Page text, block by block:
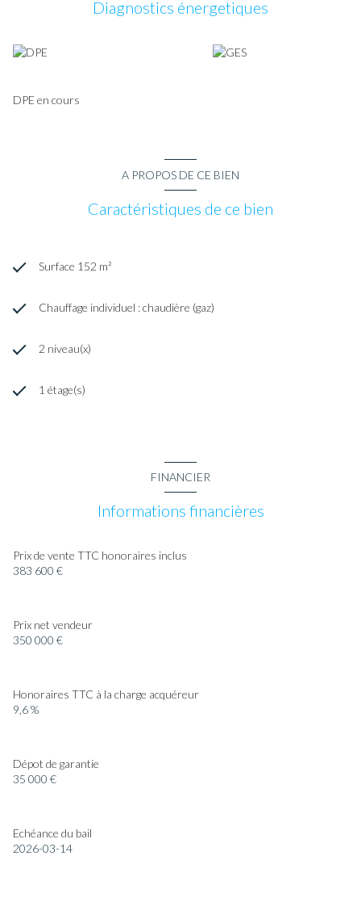
Diagnostics énergetiques
DPE en cours
A PROPOS DE CE BIEN
Caractéristiques de ce bien
Surface 152 m²
Chauffage individuel : chaudière (gaz)
2 niveau(x)
1 étage(s)
FINANCIER
Informations financières
Prix de vente TTC honoraires inclus
383 600 €
Prix net vendeur
350 000 €
Honoraires TTC à la charge acquéreur
9,6 %
Dépot de garantie
35 000 €
Echéance du bail
2026-03-14